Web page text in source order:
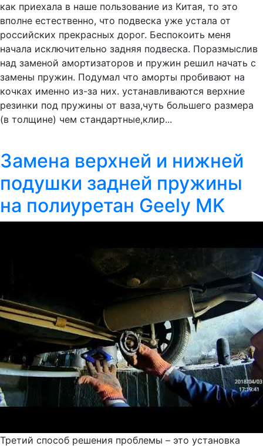
как приехала в наше пользование из Китая, то это
вполне естественно, что подвеска уже устала от
российских прекрасных дорог. Беспокоить меня
начала исключительно задняя подвеска. Поразмыслив
над заменой амортизаторов и пружин решил начать с
замены пружин. Подумал что аморты пробивают на
кочках именно из-за них. устанавливаются верхние
резинки под пружины от ваза,чуть большего размера
(в толщине) чем стандартные,клир...
Замена верхней и нижней
подушки задней пружины
на полиуретан Geely MK
Третий способ решения проблемы – это установка